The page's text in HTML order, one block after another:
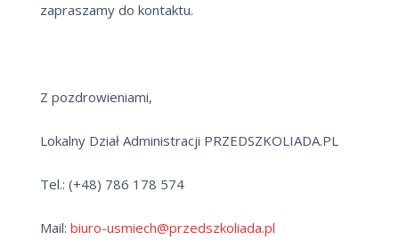
zapraszamy do kontaktu.
Z pozdrowieniami,
Lokalny Dział Administracji PRZEDSZKOLIADA.PL
Tel.: (+48) 786 178 574
Mail: biuro-usmiech@przedszkoliada.pl